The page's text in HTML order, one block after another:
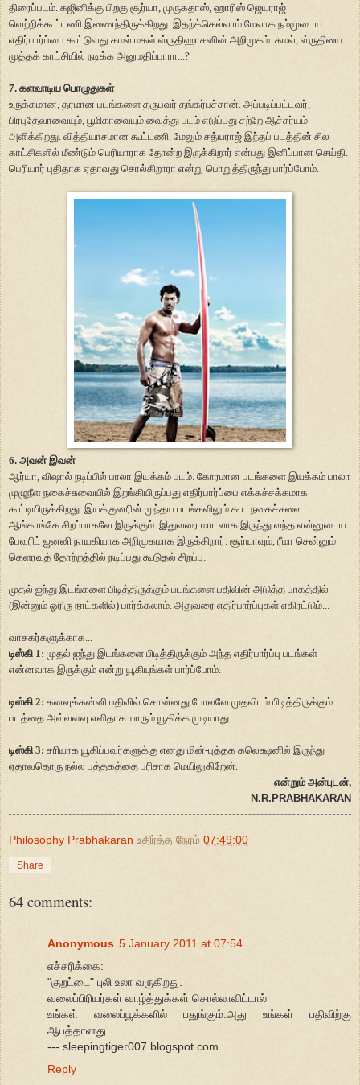
திரைப்படம். கஜினிக்கு பிறகு சூர்யா, முருகதாஸ், ஹாரிஸ் ஜெயராஜ்
வெற்றிக்கூட்டணி இணைந்திருக்கிறது. இதற்க்கெல்லாம் மேலாக நம்முடைய
எதிர்பார்ப்பை கூட்டுவது கமல் மகள் ஸ்ருதிஹாசனின் அறிமுகம். கமல், ஸ்ருதியை
முத்தக் காட்சியில் நடிக்க அனுமதிப்பாரா...?
7. களவாடிய பொழுதுகள்
உருக்கமான, தரமான படங்களை தருபவர் தங்கர்பச்சான். அப்படிப்பட்டவர்,
பிரபுதேவாவையும், பூமிகாவையும் வைத்து படம் எடுப்பது சற்றே ஆச்சர்யம்
அளிக்கிறது. வித்தியாசமான கூட்டணி. மேலும் சத்யராஜ் இந்தப் படத்தின் சில
காட்சிகளில் மீண்டும் பெரியாராக தோன்ற இருக்கிறார் என்பது இனிப்பான செய்தி.
பெரியார் புதிதாக ஏதாவது சொல்கிறாரா என்று பொறுத்திருந்து பார்ப்போம்.
6. அவன் இவன்
ஆர்யா, விஷால் நடிப்பில் பாலா இயக்கம் படம். கோரமான படங்களை இயக்கம் பாலா
முழுநீள நகைச்சுவையில் இறங்கியிருப்பது எதிர்பார்ப்பை எக்கச்சக்கமாக
கூட்டியிருக்கிறது. இயக்குனரின் முந்தய படங்களிலும் கூட நகைச்சுவை
ஆங்காங்கே சிறப்பாகவே இருக்கும். இதுவரை மாடலாக இருந்து வந்த என்னுடைய
பேவரிட் ஜனனி நாயகியாக அறிமுகமாக இருக்கிறார். சூர்யாவும், ரீமா சென்னும்
கெளரவத் தோற்றத்தில் நடிப்பது கூடுதல் சிறப்பு.
முதல் ஐந்து இடங்களை பிடித்திருக்கும் படங்களை பதிவின் அடுத்த பாகத்தில்
(இன்னும் ஓரிரு நாட்களில்) பார்க்கலாம். அதுவரை எதிர்பார்ப்புகள் எகிரட்டும்...
வாசகர்களுக்காக...
டிஸ்கி 1: முதல் ஐந்து இடங்களை பிடித்திருக்கும் அந்த எதிர்பார்ப்பு படங்கள்
என்னவாக இருக்கும் என்று யூகியுங்கள் பார்ப்போம்.
டிஸ்கி 2: கனவுக்கன்னி பதிவில் சொன்னது போலவே முதலிடம் பிடித்திருக்கும்
படத்தை அவ்வளவு எளிதாக யாரும் யூகிக்க முடியாது.
டிஸ்கி 3: சரியாக யூகிப்பவர்களுக்கு எனது மின்-புத்தக கலெக்ஷனில் இருந்து
ஏதாவதொரு நல்ல புத்தகத்தை பரிசாக மெயிலுகிறேன்.
என்றும் அன்புடன்,
N.R.PRABHAKARAN
Philosophy Prabhakaran உதிர்த்த நேரம் 07:49:00
Share
64 comments:
Anonymous 5 January 2011 at 07:54
எச்சரிக்கை:
"குறட்டை" புலி உலா வருகிறது.
வலைப்பிரியர்கள் வாழ்த்துக்கள் சொல்லாவிட்டால்
உங்கள் வலைப்பூக்களில் பதுங்கும்.அது உங்கள் பதிவிற்கு
ஆபத்தானது.
--- sleepingtiger007.blogspot.com
Reply